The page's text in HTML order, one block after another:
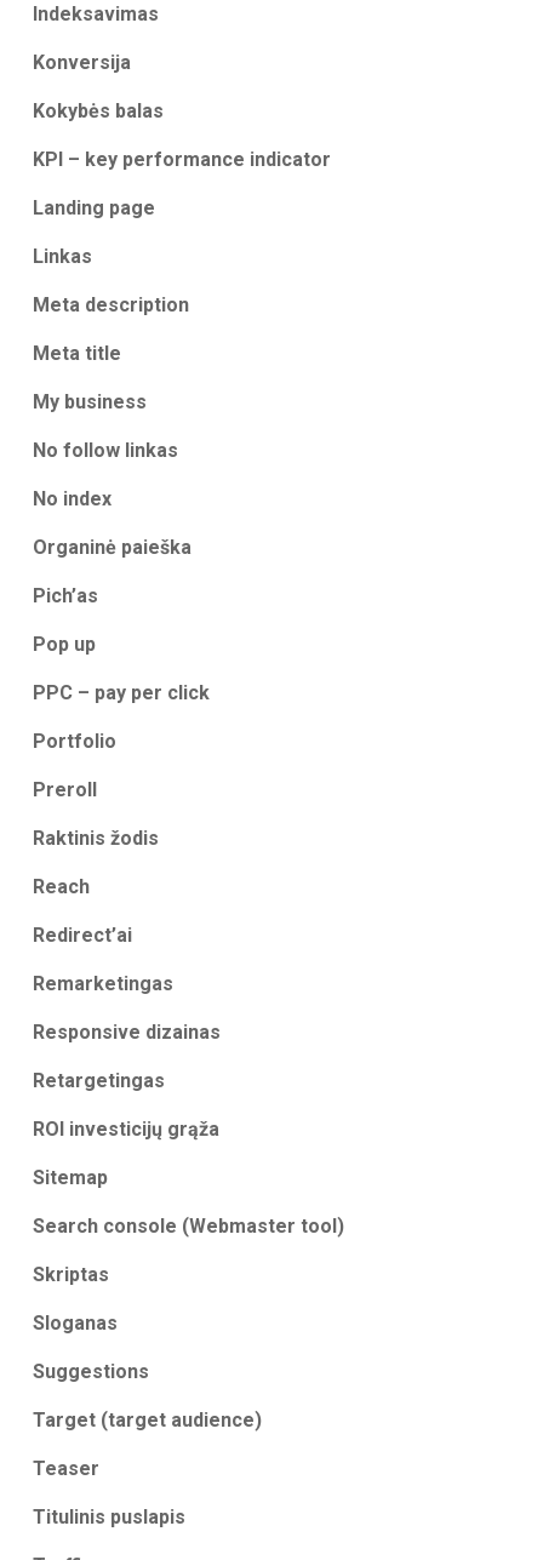
Indeksavimas
Konversija
Kokybės balas
KPI – key performance indicator
Landing page
Linkas
Meta description
Meta title
My business
No follow linkas
No index
Organinė paieška
Pich’as
Pop up
PPC – pay per click
Portfolio
Preroll
Raktinis žodis
Reach
Redirect’ai
Remarketingas
Responsive dizainas
Retargetingas
ROI investicijų grąža
Sitemap
Search console (Webmaster tool)
Skriptas
Sloganas
Suggestions
Target (target audience)
Teaser
Titulinis puslapis